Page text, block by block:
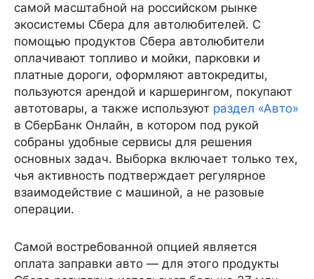
самой масштабной на российском рынке
экосистемы Сбера для автолюбителей. С
помощью продуктов Сбера автолюбители
оплачивают топливо и мойки, парковки и
платные дороги, оформляют автокредиты,
пользуются арендой и каршерингом, покупают
автотовары, а также используют раздел «Авто»
в СберБанк Онлайн, в котором под рукой
собраны удобные сервисы для решения
основных задач. Выборка включает только тех,
чья активность подтверждает регулярное
взаимодействие с машиной, а не разовые
операции.
Самой востребованной опцией является
оплата заправки авто — для этого продукты